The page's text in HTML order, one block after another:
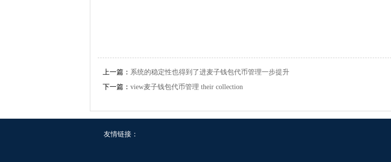
上一篇： 系统的稳定性也得到了进麦子钱包代币管理一步提升
下一篇： view麦子钱包代币管理 their collection
友情链接：